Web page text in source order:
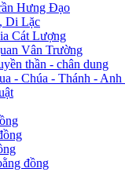
Hưng Đạo
Di Lặc
Cát Lượng
Vân Trường
thần - chân dung
- Chúa - Thánh -
đồng